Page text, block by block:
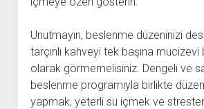
Unutmayın, beslenme düzeninizi
tarçınlı kahveyi tek başına
olarak görmemelisiniz. Dengeli ve
beslenme programıyla birlikte
yapmak, yeterli su içmek ve